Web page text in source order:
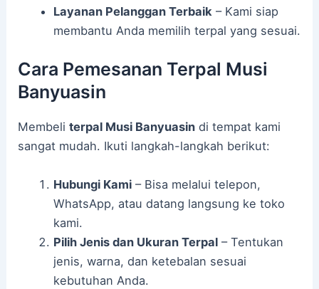
Layanan Pelanggan Terbaik – Kami siap
membantu Anda memilih terpal yang sesuai.
Cara Pemesanan Terpal Musi
Banyuasin
Membeliterpal Musi Banyuasin di tempat kami
sangat mudah. Ikuti langkah-langkah berikut:
Hubungi Kami– Bisa melalui telepon,
WhatsApp, atau datang langsung ke toko
kami.
Pilih Jenis dan Ukuran Terpal– Tentukan
jenis, warna, dan ketebalan sesuai
kebutuhan Anda.